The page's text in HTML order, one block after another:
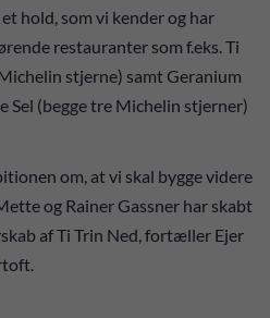
hold, som vi kender og har
restauranter som f.eks. Ti
stjerne) samt Geranium
Sel (begge tre Michelin stjerner)
om, at vi skal bygge videre
og Rainer Gassner har skabt
af Ti Trin Ned, fortæller Ejer